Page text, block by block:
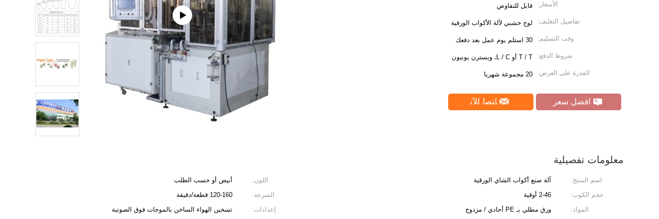
الأسعار: قابل للتفاوض
تفاصيل التغليف: لوح خشبي لآلة الأكواب الورقية
وقت التسليم: 30 استلم يوم عمل بعد دفعك
شروط الدفع: T / T أو L / C، ويسترن يونيون
القدرة على العرض: 20 مجموعة شهريا
افضل سعر ﺎﺘﺼﻟ ﺍﻶﻧ
معلومات تفصيلية
اسم المنتج: آلة صنع أكواب الشاي الورقية اللون:
أبيض أو حسب الطلب
حجم الكوب:
2-46 أوقية السرعة:
120-160 قطعة/دقيقة
المواد:
ورق مطلي بـ PE أحادي / مزدوج إعدادات:
تسخين الهواء الساخن بالموجات فوق الصوتية